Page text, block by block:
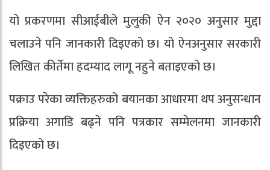
यो प्रकरणमा सीआईबीले मुलुकी ऐन २०२० अनुसार मुद्दा
चलाउने पनि जानकारी दिइएको छ। यो ऐनअनुसार सरकारी
लिखित कीर्तेमा हदम्याद लागू नहुने बताइएको छ।
पक्राउ परेका व्यक्तिहरुको बयानका आधारमा थप अनुसन्धान
प्रक्रिया अगाडि बढ्ने पनि पत्रकार सम्मेलनमा जानकारी
दिइएको छ।